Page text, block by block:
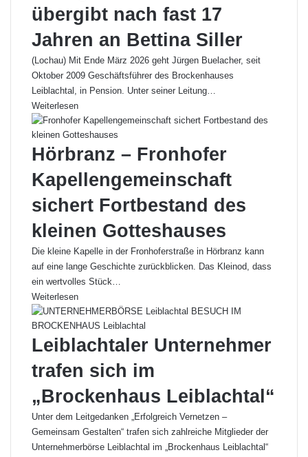
übergibt nach fast 17
Jahren an Bettina Siller
(Lochau) Mit Ende März 2026 geht Jürgen Buelacher, seit
Oktober 2009 Geschäftsführer des Brockenhauses
Leiblachtal, in Pension. Unter seiner Leitung…
Weiterlesen
Hörbranz – Fronhofer
Kapellengemeinschaft
sichert Fortbestand des
kleinen Gotteshauses
Die kleine Kapelle in der Fronhoferstraße in Hörbranz kann
auf eine lange Geschichte zurückblicken. Das Kleinod, dass
ein wertvolles Stück…
Weiterlesen
Leiblachtaler Unternehmer
trafen sich im
„Brockenhaus Leiblachtal“
Unter dem Leitgedanken „Erfolgreich Vernetzen –
Gemeinsam Gestalten“ trafen sich zahlreiche Mitglieder der
Unternehmerbörse Leiblachtal im „Brockenhaus Leiblachtal“